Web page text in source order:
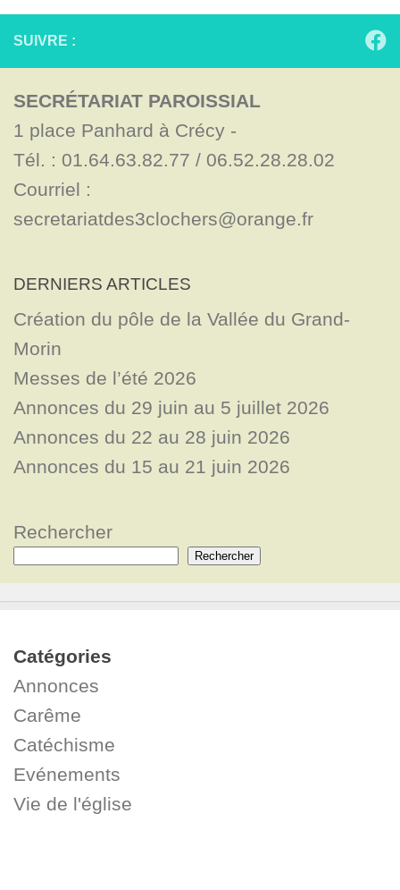
SUIVRE :
SECRÉTARIAT PAROISSIAL
1 place Panhard à Crécy -
Tél. : 01.64.63.82.77 / 06.52.28.28.02
Courriel :
secretariatdes3clochers@orange.fr
DERNIERS ARTICLES
Création du pôle de la Vallée du Grand-
Morin
Messes de l’été 2026
Annonces du 29 juin au 5 juillet 2026
Annonces du 22 au 28 juin 2026
Annonces du 15 au 21 juin 2026
Rechercher
Rechercher
Catégories
Annonces
Carême
Catéchisme
Evénements
Vie de l'église